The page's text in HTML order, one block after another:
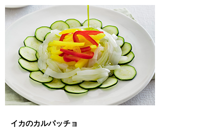
イカのカルパッチョ